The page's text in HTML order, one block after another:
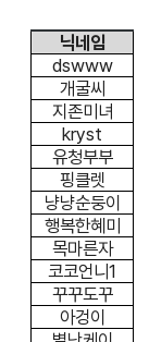
닉네임
dswww
개굴씨
지존미녀
kryst
유청부부
핑클렛
냥냥순둥이
행복한혜미
목마른자
코코언니1
꾸꾸도꾸
아겅이